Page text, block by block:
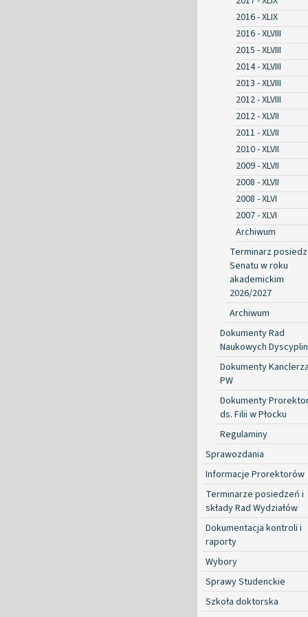
2016 - XLIX
2016 - XLVIII
2015 - XLVIII
2014 - XLVIII
2013 - XLVIII
2012 - XLVIII
2012 - XLVII
2011 - XLVII
2010 - XLVII
2009 - XLVII
2008 - XLVII
2008 - XLVI
2007 - XLVI
Archiwum
Terminarz
Senatu w roku
akademickim
2026/2027
Archiwum
Dokumenty Rad
Naukowych Dyscyplin
Dokumenty
PW
Dokumenty
ds. Filii w Płocku
Regulaminy
Sprawozdania
Informacje Prorektorów
Terminarze posiedzeń i
składy Rad Wydziałów
Dokumentacja kontroli i
raporty
Wybory
Sprawy Studenckie
Szkoła doktorska